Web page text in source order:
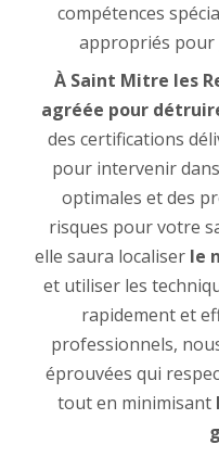
compétences
appropriés pour
À Saint Mitre les
agréée pour
des certifications
pour intervenir
optimales et des
risques pour votre
elle saura localiser le
et utiliser les
rapidement et
professionnels,
éprouvées qui
tout en minimisant